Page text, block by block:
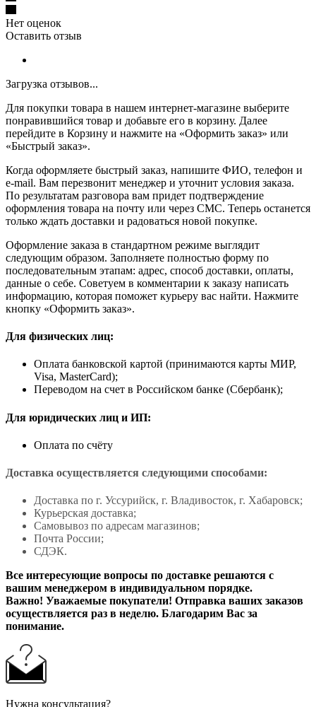
Нет оценок
Оставить отзыв
Загрузка отзывов...
Для покупки товара в нашем интернет-магазине выберите
понравившийся товар и добавьте его в корзину. Далее
перейдите в Корзину и нажмите на «Оформить заказ» или
«Быстрый заказ».
Когда оформляете быстрый заказ, напишите ФИО, телефон и
e-mail. Вам перезвонит менеджер и уточнит условия заказа.
По результатам разговора вам придет подтверждение
оформления товара на почту или через СМС. Теперь останется
только ждать доставки и радоваться новой покупке.
Оформление заказа в стандартном режиме выглядит
следующим образом. Заполняете полностью форму по
последовательным этапам: адрес, способ доставки, оплаты,
данные о себе. Советуем в комментарии к заказу написать
информацию, которая поможет курьеру вас найти. Нажмите
кнопку «Оформить заказ».
Для физических лиц:
Оплата банковской картой (принимаются карты МИР,
Visa, MasterCard);
Переводом на счет в Российском банке (Сбербанк);
Для юридических лиц и ИП:
Оплата по счёту
Доставка осуществляется следующими способами:
Доставка по г. Уссурийск, г. Владивосток, г. Хабаровск;
Курьерская доставка;
Самовывоз по адресам магазинов;
Почта России;
СДЭК.
Все интересующие вопросы по доставке решаются с
вашим менеджером в индивидуальном порядке.
Важно! Уважаемые покупатели! Отправка ваших заказов
осуществляется раз в неделю. Благодарим Вас за
понимание.
Нужна консультация?